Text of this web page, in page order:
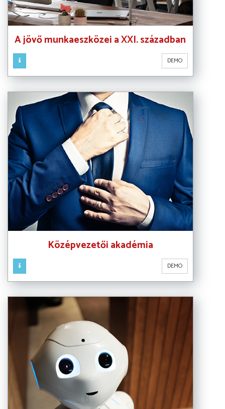
A jövő munkaeszközei a XXI. században
DEMO
Középvezetői akadémia
DEMO